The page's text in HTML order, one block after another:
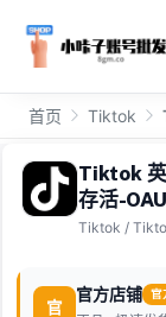
首页 Tiktok
Tiktok
存活-
Tiktok /
官
官方店铺 官